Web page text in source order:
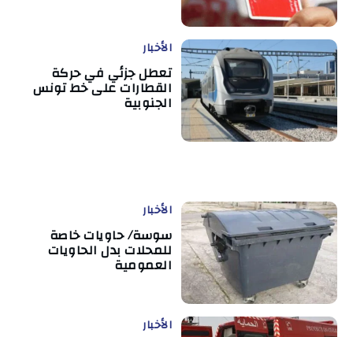
الأخبار
تعطل جزئي في حركة
القطارات على خط تونس
الجنوبية
الأخبار
سوسة/ حاويات خاصة
للمحلات بدل الحاويات
العمومية
الأخبار